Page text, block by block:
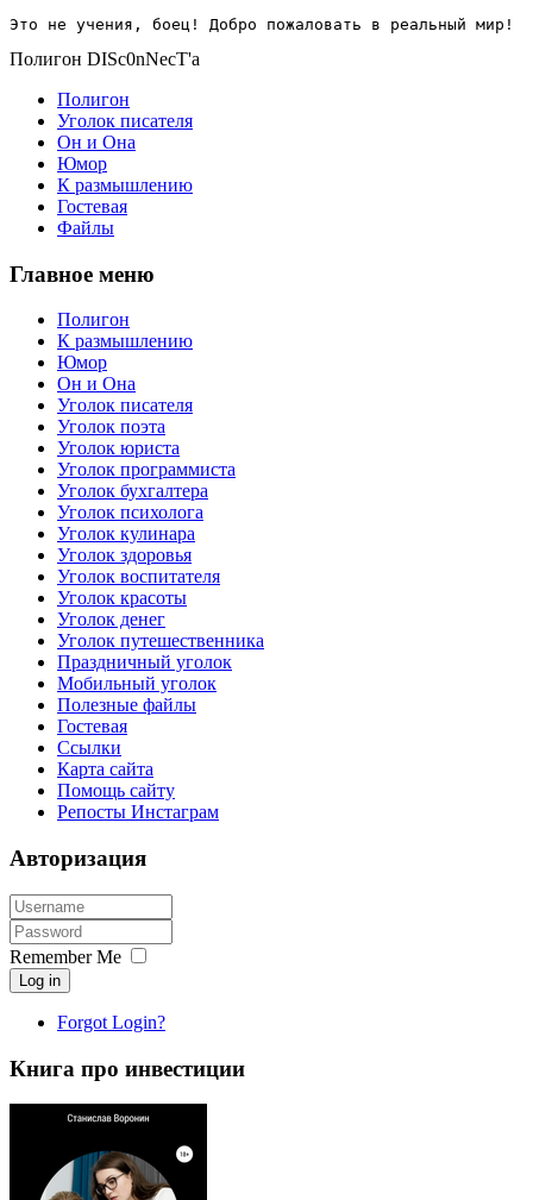
Это не учения, боец! Добро пожаловать в реальный мир!
Полигон DISc0nNecT'a
Полигон
Уголок писателя
Он и Она
Юмор
К размышлению
Гостевая
Файлы
Главное меню
Полигон
К размышлению
Юмор
Он и Она
Уголок писателя
Уголок поэта
Уголок юриста
Уголок программиста
Уголок бухгалтера
Уголок психолога
Уголок кулинара
Уголок здоровья
Уголок воспитателя
Уголок красоты
Уголок денег
Уголок путешественника
Праздничный уголок
Мобильный уголок
Полезные файлы
Гостевая
Ссылки
Карта сайта
Помощь сайту
Репосты Инстаграм
Авторизация
Remember Me
Log in
Forgot Login?
Книга про инвестиции